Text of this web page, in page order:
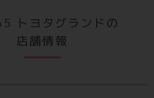
行料
（税込5,500円）
トヨタグランドの
店舗情報